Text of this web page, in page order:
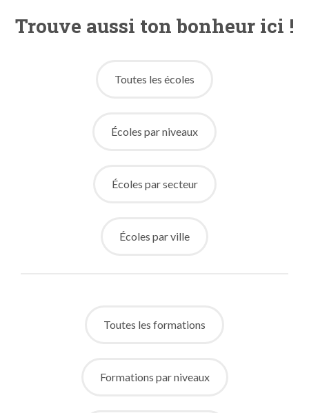
Trouve aussi ton bonheur ici !
Toutes les écoles
Écoles par niveaux
Écoles par secteur
Écoles par ville
Toutes les formations
Formations par niveaux